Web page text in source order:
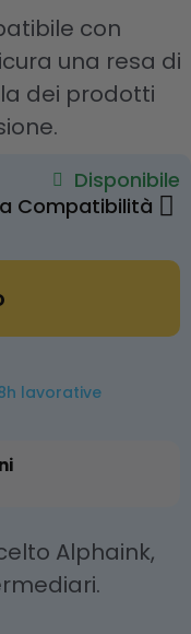
con
una resa di
dei prodotti
Disponibile
Compatibilità
lavorative
Alphaink,